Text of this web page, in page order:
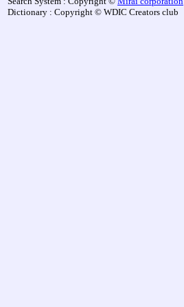
Dictionary : Copyright © WDIC Creators club